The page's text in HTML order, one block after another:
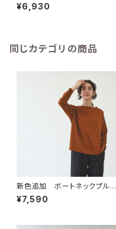
バー【43205】
¥6,930
同じカテゴリの商品
新色追加 ボートネックプルオ
ーバー【43079】
¥7,590